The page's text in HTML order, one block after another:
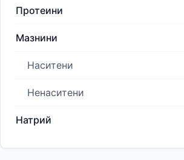
Протеини
Мазнини
Наситени
Ненаситени
Натрий